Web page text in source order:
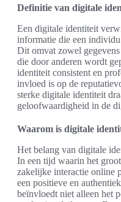
Definitie van digitale
Een digitale identiteit
informatie die een
Dit omvat zowel
die door anderen wordt
identiteit consistent en
invloed is op de
sterke digitale identiteit
geloofwaardigheid in de
Waarom is digitale
Het belang van digitale
In een tijd waarin het
zakelijke interactie online
een positieve en
beïnvloedt niet alleen het